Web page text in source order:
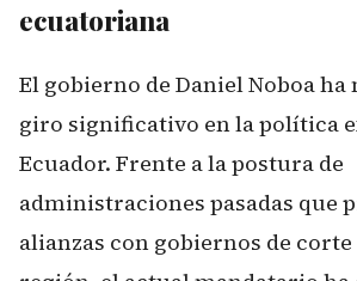
ecuatoriana
El gobierno de Daniel Noboa
giro significativo en la política
Ecuador. Frente a la postura de
administraciones pasadas que
alianzas con gobiernos de